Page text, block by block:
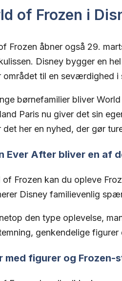
of Frozen i
Frozen åbner også 29.
Disney bygger en
området til en seværdighed i
børnefamilier bliver
Paris nu giver det sin
det her en nyhed, der gør
Ever After bliver en af
of Frozen kan du opleve
Disney familievenlig
den type oplevelse,
genkendelige
med figurer og Frozen-